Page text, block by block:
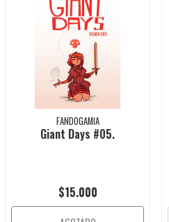
FANDOGAMIA
Giant Days #05.
$15.000